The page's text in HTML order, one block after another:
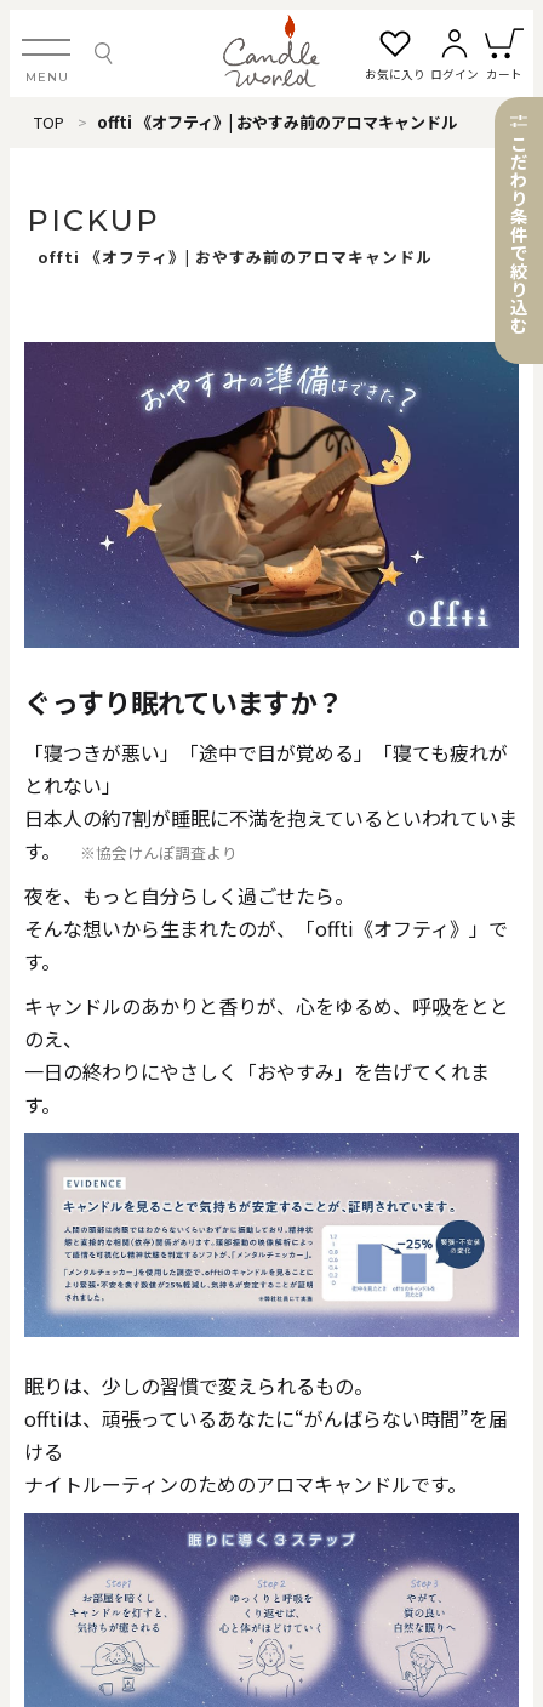
MENU お気に入り ログイン カート
ログイン・新規会員登録
お気に入り一覧 カートを見る
すべてのアイテム
カテゴリから探す
#タグから探す
価格で探す
0 20000
色で探す
お買い物ガイド
TOP offti 《オフティ》| おやすみ前のアロマキャンドル
PICKUP
offti 《オフティ》| おやすみ前のアロマキャンドル
ぐっすり眠れていますか？
「寝つきが悪い」「途中で目が覚める」「寝ても疲れが
とれない」――
日本人の約7割が睡眠に不満を抱えているといわれていま
す。
※協会けんぽ調査より
夜を、もっと自分らしく過ごせたら――。
そんな想いから生まれたのが、「offti《オフティ》」で
す。
キャンドルのあかりと香りが、心をゆるめ、呼吸をとと
のえ、
一日の終わりにやさしく「おやすみ」を告げてくれま
す。
眠りは、少しの習慣で変えられるもの。
offtiは、頑張っているあなたに“がんばらない時間”を届
ける
ナイトルーティンのためのアロマキャンドルです。
こ
だ
わ
り
条
件
で
絞
り
込
む